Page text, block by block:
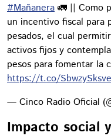
#Mañanera 🚛 || Como
un incentivo fiscal para
pesados, el cual
activos fijos y
pesos para fomentar la
https://t.co/SbwzySksve
— Cinco Radio Oficial
Impacto social